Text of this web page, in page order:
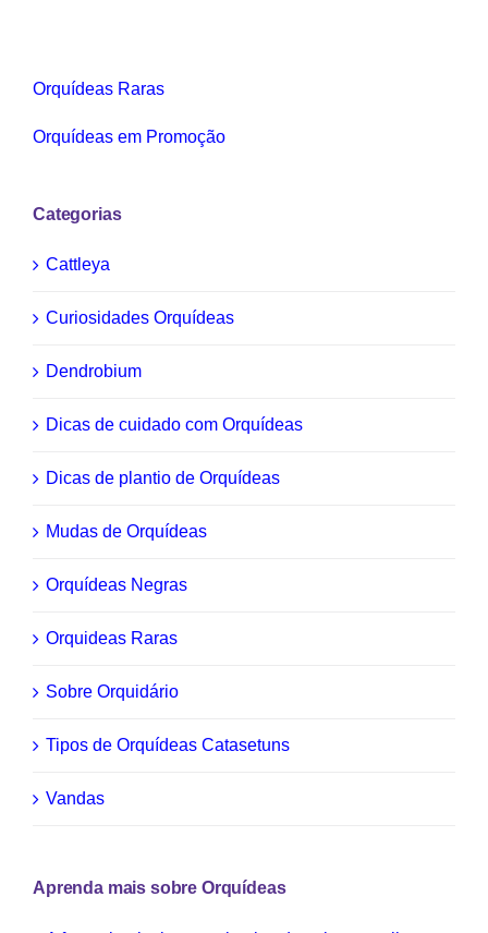
Orquídeas Raras
Orquídeas em Promoção
Categorias
Cattleya
Curiosidades Orquídeas
Dendrobium
Dicas de cuidado com Orquídeas
Dicas de plantio de Orquídeas
Mudas de Orquídeas
Orquídeas Negras
Orquideas Raras
Sobre Orquidário
Tipos de Orquídeas Catasetuns
Vandas
Aprenda mais sobre Orquídeas